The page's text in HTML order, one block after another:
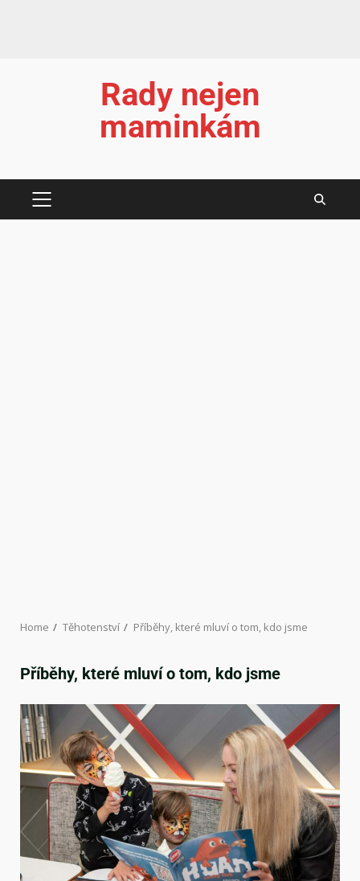
Rady nejen
maminkám
Home Těhotenství Příběhy, které mluví o tom, kdo jsme
Příběhy, které mluví o tom, kdo jsme